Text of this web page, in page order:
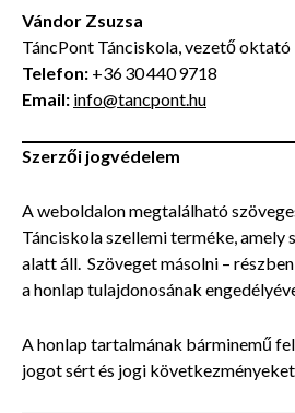
Vándor Zsuzsa
TáncPont Tánciskola, vezető oktató
Telefon: +36 30 440 9718
Email: info@tancpont.hu
Szerzői jogvédelem
A weboldalon megtalálható
Tánciskola szellemi terméke, amely
alatt áll. Szöveget másolni –
a honlap tulajdonosának
A honlap tartalmának bárminemű
jogot sért és jogi